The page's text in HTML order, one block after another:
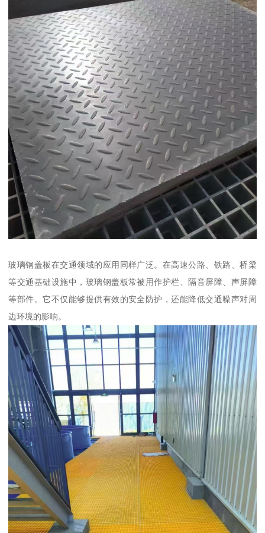
玻璃钢盖板在交通领域的应用同样广泛。在高速公路、铁路、桥梁
等交通基础设施中，玻璃钢盖板常被用作护栏、隔音屏障、声屏障
等部件。它不仅能够提供有效的安全防护，还能降低交通噪声对周
边环境的影响。